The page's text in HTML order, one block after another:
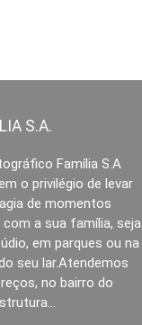
S.A.
Família S.A
o privilégio de levar
de momentos
com a sua família, seja
em parques ou na
seu lar.Atendemos
no bairro do